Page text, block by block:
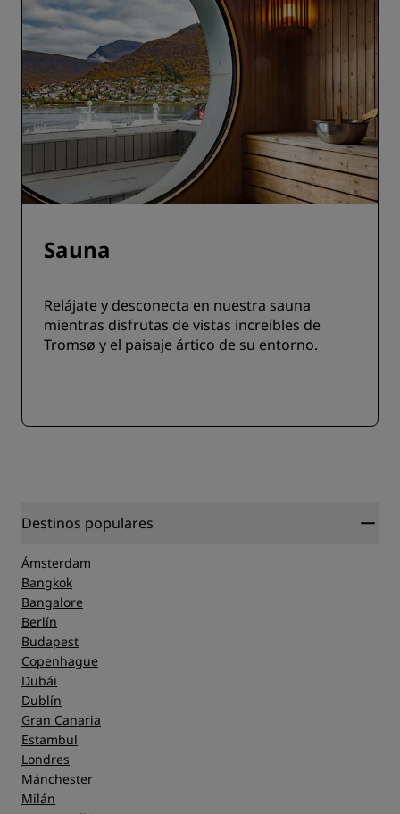
Sauna
Relájate y desconecta en nuestra sauna
mientras disfrutas de vistas increíbles de
Tromsø y el paisaje ártico de su entorno.
Destinos populares
Ámsterdam
Bangkok
Bangalore
Berlín
Budapest
Copenhague
Dubái
Dublín
Gran Canaria
Estambul
Londres
Mánchester
Milán